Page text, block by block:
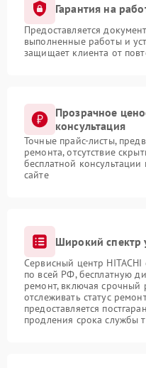
Гарантия на
Предоставляется
выполненные работы и
защищает клиента от
Прозрачное
консультация
Точные прайс-листы,
ремонта, отсутствие
бесплатной
сайте
Широкий спектр
Сервисный центр HITACHI
по всей РФ, бесплатную
ремонт, включая срочный
отслеживать статус
предоставляется
продления срока службы